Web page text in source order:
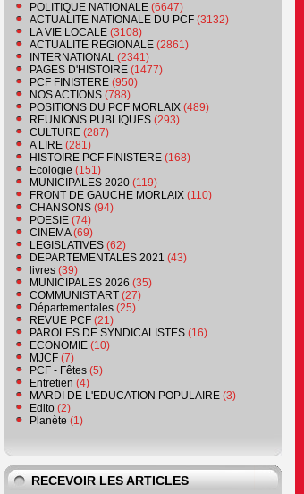
POLITIQUE NATIONALE (6647)
ACTUALITE NATIONALE DU PCF (3132)
LA VIE LOCALE (3108)
ACTUALITE REGIONALE (2861)
INTERNATIONAL (2341)
PAGES D'HISTOIRE (1477)
PCF FINISTERE (950)
NOS ACTIONS (788)
POSITIONS DU PCF MORLAIX (489)
REUNIONS PUBLIQUES (293)
CULTURE (287)
A LIRE (281)
HISTOIRE PCF FINISTERE (168)
Ecologie (151)
MUNICIPALES 2020 (119)
FRONT DE GAUCHE MORLAIX (110)
CHANSONS (94)
POESIE (74)
CINEMA(69)
LEGISLATIVES (62)
DEPARTEMENTALES 2021 (43)
livres (39)
MUNICIPALES 2026 (35)
COMMUNIST'ART (27)
Départementales (25)
REVUE PCF (21)
PAROLES DE SYNDICALISTES (16)
ECONOMIE (10)
MJCF (7)
PCF - Fêtes (5)
Entretien (4)
MARDI DE L'EDUCATION POPULAIRE (3)
Edito (2)
Planète (1)
RECEVOIR LES ARTICLES